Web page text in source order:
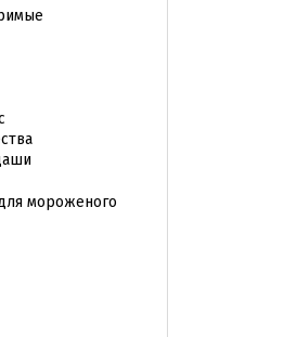
мороженого